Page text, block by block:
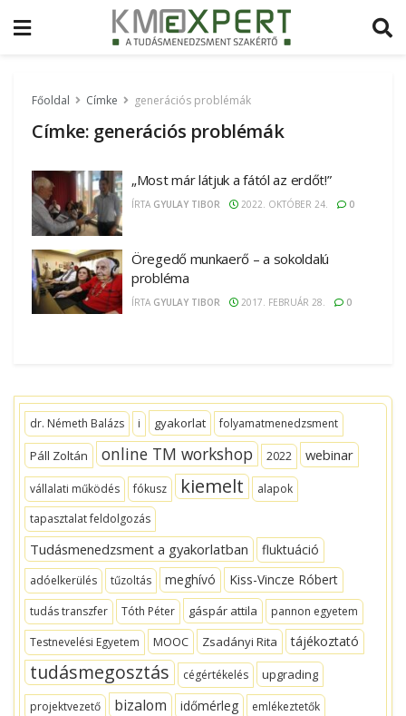
Főoldal Címke generációs problémák
Címke: generációs problémák
„Most már látjuk a fától az erdőt!”
ÍRTA GYULAY TIBOR 2022. OKTÓBER 24. 0
Öregedő munkaerő – a sokoldalú
probléma
ÍRTA GYULAY TIBOR 2017. FEBRUÁR 28. 0
dr. Németh Balázs i gyakorlat folyamatmenedzsment
Páll Zoltán online TM workshop 2022 webinar
vállalati működés fókusz kiemelt
alapok
tapasztalat feldolgozás
Tudásmenedzsment a gyakorlatban fluktuáció
adóelkerülés tűzoltás meghívó Kiss-Vincze Róbert
tudás transzfer Tóth Péter gáspár attila
pannon egyetem
Testnevelési Egyetem
MOOC Zsadányi Rita tájékoztató
tudásmegosztás cégértékelés upgrading
projektvezető bizalom időmérleg
emlékeztetők